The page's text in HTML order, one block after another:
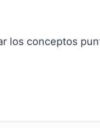
los conceptos